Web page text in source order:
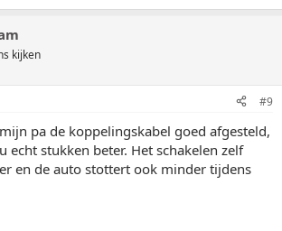
kijken
#9
pa de koppelingskabel goed afgesteld,
echt stukken beter. Het schakelen zelf
en de auto stottert ook minder tijdens